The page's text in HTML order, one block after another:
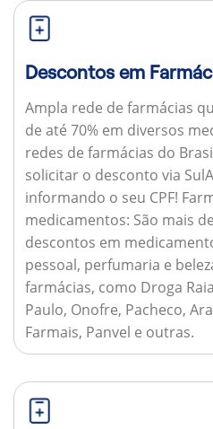
Descontos em
Ampla rede de farmácias
de até 70% em diversos
redes de farmácias do
solicitar o desconto via
informando o seu CPF!
medicamentos: São mais
descontos em
pessoal, perfumaria e
farmácias, como Droga
Paulo, Onofre, Pacheco,
Farmais, Panvel e outras.